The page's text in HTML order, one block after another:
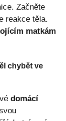
Začněte
reakce těla.
matkám
chybět ve
domácí